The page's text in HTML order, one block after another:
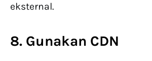
eksternal.
8. Gunakan CDN